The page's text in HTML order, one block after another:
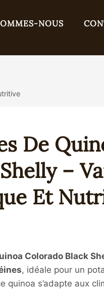
NOUS
De
–
Et
Colorado Black
, idéale pour un
quinoa s’adapte aux